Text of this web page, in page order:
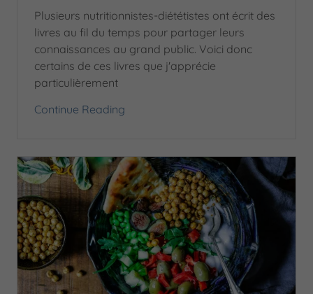
Plusieurs nutritionnistes-diététistes ont écrit des
livres au fil du temps pour partager leurs
connaissances au grand public. Voici donc
certains de ces livres que j'apprécie
particulièrement
Continue Reading